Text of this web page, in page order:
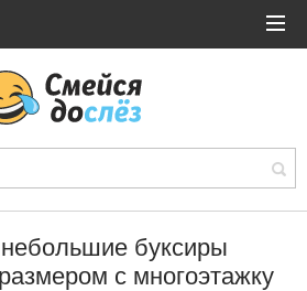
буксиры
с многоэтажку